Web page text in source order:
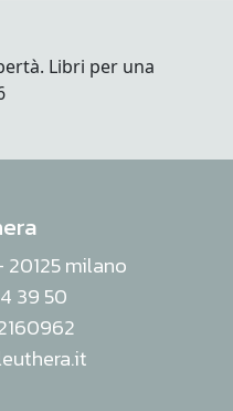
milano
39 50